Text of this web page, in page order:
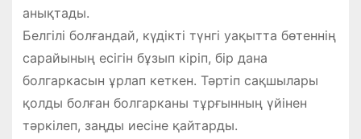
анықтады.
Белгілі болғандай, күдікті түнгі уақытта бөтеннің
сарайының есігін бұзып кіріп, бір дана
болгаркасын ұрлап кеткен. Тәртіп сақшылары
қолды болған болгарканы тұрғынның үйінен
тәркілеп, заңды иесіне қайтарды.